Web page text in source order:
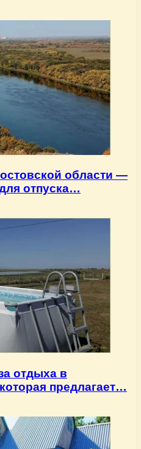
области —
отпуска…
отдыха в
предлагает…